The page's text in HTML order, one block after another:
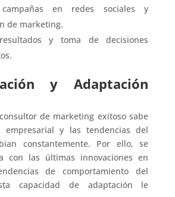
en redes sociales y
de marketing.
y toma de decisiones
y Adaptación
de marketing exitoso sabe
y las tendencias del
constantemente. Por ello, se
con las últimas innovaciones en
de comportamiento del
capacidad de adaptación le